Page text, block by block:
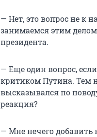
— Нет, это вопрос не к
занимаемся этим
президента.
— Еще один вопрос,
критиком Путина. Тем
высказывался по
реакция?
— Мне нечего добавить